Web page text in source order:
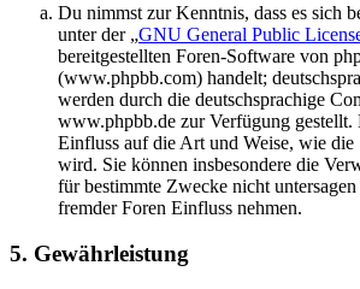
Du nimmst zur Kenntnis, dass es sich
unter der „GNU General Public
bereitgestellten Foren-Software von
(www.phpbb.com) handelt;
werden durch die deutschsprachige
www.phpbb.de zur Verfügung gestellt.
Einfluss auf die Art und Weise, wie
wird. Sie können insbesondere die
für bestimmte Zwecke nicht
fremder Foren Einfluss nehmen.
5. Gewährleistung